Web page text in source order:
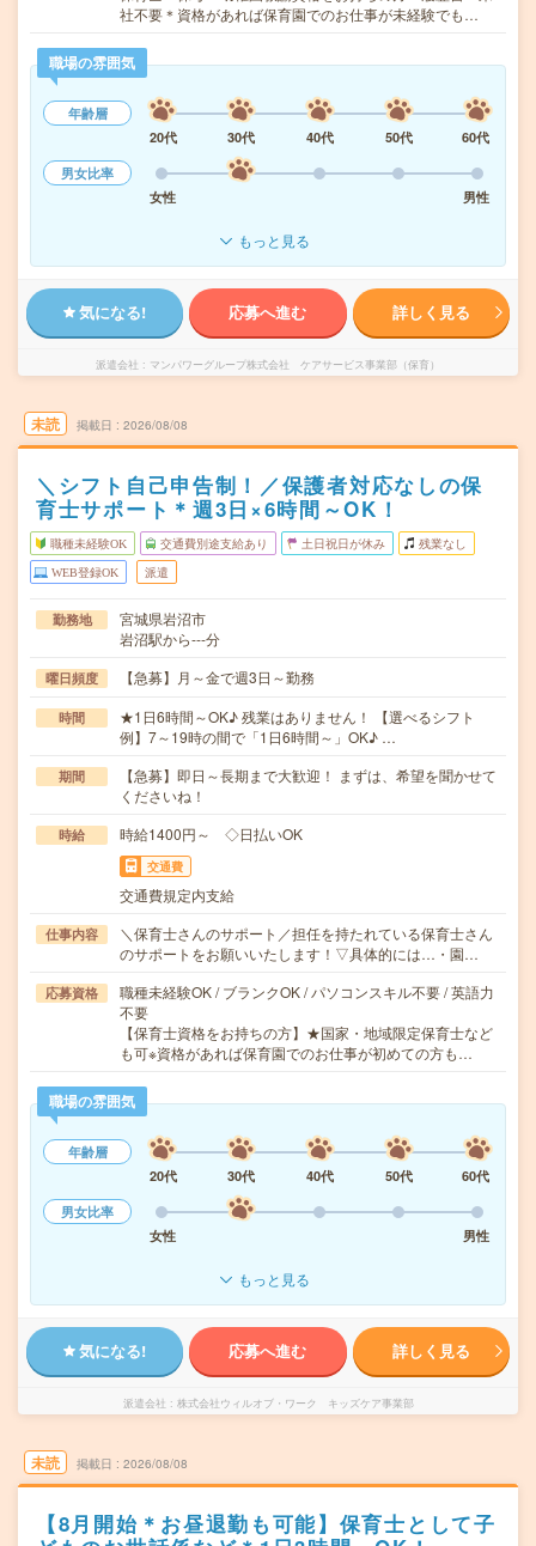
社不要＊資格があれば保育園でのお仕事が未経験でも…
職場の雰囲気
年齢層
20代
30代 40代 50代
60代
男女比率
女性
男性
もっと見る
気になる! 応募へ進む 詳しく見る
派遣会社 マンパワーグループ株式会社 ケアサービス事業部（保育）
未読 掲載日 2026/08/08
＼シフト自己申告制！／保護者対応なしの保
育士サポート＊週3日×6時間～OK！
職種未経験OK 交通費別途支給あり 土日祝日が休み 残業なし
WEB登録OK 派遣
勤務地
宮城県岩沼市
岩沼駅から---分
曜日頻度 【急募】月～金で週3日～勤務
時間
★1日6時間～OK♪ 残業はありません！ 【選べるシフト
例】7～19時の間で「1日6時間～」OK♪ …
期間
【急募】即日～長期まで大歓迎！ まずは、希望を聞かせて
くださいね！
時給 時給1400円～ ◇日払いOK
交通費
交通費規定内支給
仕事内容
＼保育士さんのサポート／担任を持たれている保育士さん
のサポートをお願いいたします！▽具体的には…・園…
応募資格
職種未経験OK / ブランクOK / パソコンスキル不要 / 英語力
不要
【保育士資格をお持ちの方】★国家・地域限定保育士など
も可※資格があれば保育園でのお仕事が初めての方も…
職場の雰囲気
年齢層
20代
30代 40代 50代
60代
男女比率
女性
男性
もっと見る
気になる! 応募へ進む 詳しく見る
派遣会社 株式会社ウィルオブ・ワーク キッズケア事業部
未読 掲載日 2026/08/08
【8月開始＊お昼退勤も可能】保育士として子